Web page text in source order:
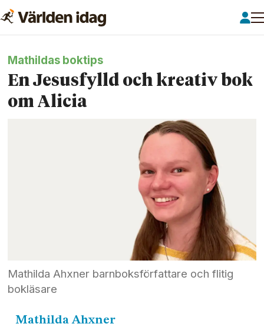
Mathildas boktips
En Jesusfylld och kreativ bok
om Alicia
Mathilda Ahxner barnboksförfattare och flitig
bokläsare
Mathilda Ahxner